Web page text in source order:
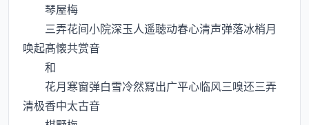
琴屋梅
三弄花间小院深玉人遥聴动春心清声弹落冰梢月
唤起髙懐共赏音
和
花月寒窗弹白雪冷然冩出广平心临风三嗅还三弄
清极香中太古音